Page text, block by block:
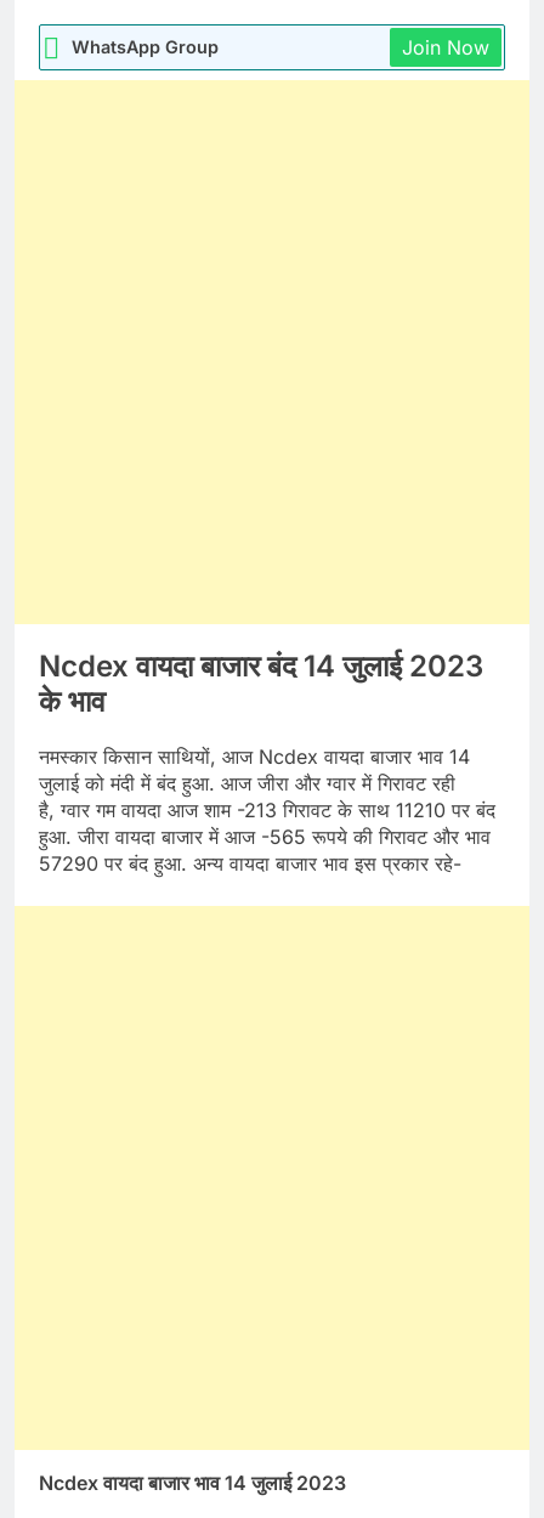
WhatsApp Group Join Now
Ncdex वायदा बाजार बंद 14 जुलाई 2023
के भाव
नमस्कार किसान साथियों, आज Ncdex वायदा बाजार भाव 14
जुलाई को मंदी में बंद हुआ. आज जीरा और ग्वार में गिरावट रही
है, ग्वार गम वायदा आज शाम -213 गिरावट के साथ 11210 पर बंद
हुआ. जीरा वायदा बाजार में आज -565 रूपये की गिरावट और भाव
57290 पर बंद हुआ. अन्य वायदा बाजार भाव इस प्रकार रहे-
Ncdex वायदा बाजार भाव 14 जुलाई 2023